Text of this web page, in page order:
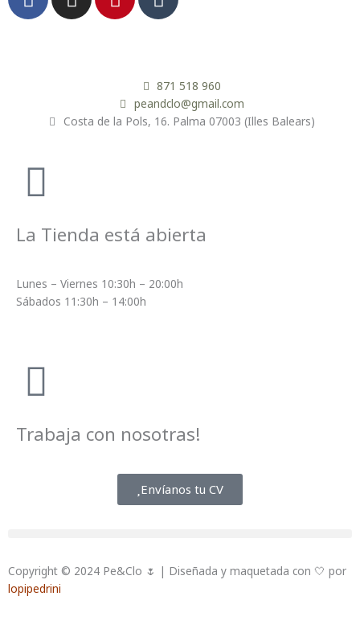
a
c
n
s
a
i
n
e
s
u
m
r
871 518 960
peandclo@gmail.com
Costa de la Pols, 16. Palma 07003 (Illes Balears)
La Tienda está abierta
Lunes – Viernes 10:30h – 20:00h
Sábados 11:30h – 14:00h
Trabaja con nosotras!
Envíanos tu CV
Copyright © 2024 Pe&Clo 🌷 | Diseñada y maquetada con 🤍 por
lopipedrini